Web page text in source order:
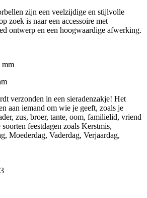
zijn een veelzijdige en stijlvolle
zoek is naar een accessoire met
ontwerp en een hoogwaardige afwerking.
mm
verzonden in een sieradenzakje! Het
aan iemand om wie je geeft, zoals je
zus, broer, tante, oom, familielid, vriend
feestdagen zoals Kerstmis,
Moederdag, Vaderdag, Verjaardag,